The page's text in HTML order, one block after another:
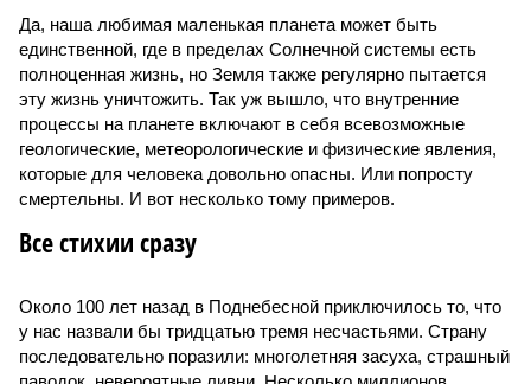
Да, наша любимая маленькая планета может быть
единственной, где в пределах Солнечной системы есть
полноценная жизнь, но Земля также регулярно пытается
эту жизнь уничтожить. Так уж вышло, что внутренние
процессы на планете включают в себя всевозможные
геологические, метеорологические и физические явления,
которые для человека довольно опасны. Или попросту
смертельны. И вот несколько тому примеров.
Все стихии сразу
Около 100 лет назад в Поднебесной приключилось то, что
у нас назвали бы тридцатью тремя несчастьями. Страну
последовательно поразили: многолетняя засуха, страшный